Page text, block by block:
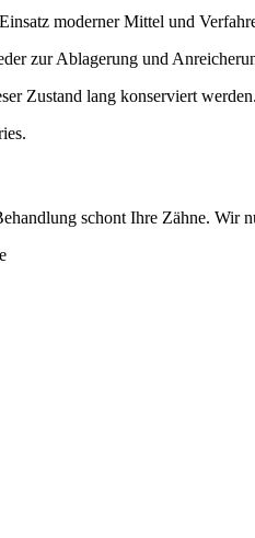
moderner Mittel und
zur Ablagerung und
Zustand lang konserviert werden.
schont Ihre Zähne. Wir